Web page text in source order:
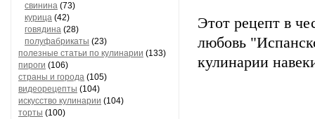
свинина (73)
курица (42)
говядина (28)
полуфабрикаты (23)
полезные статьи по кулинарии (133)
пироги (106)
страны и города (105)
видеорецепты (104)
искусство кулинарии (104)
торты (100)
Этот рецепт в
любовь
кулинарии